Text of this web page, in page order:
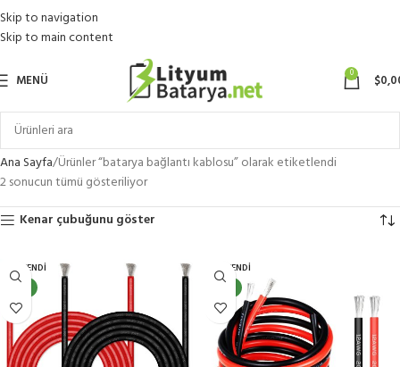
Skip to navigation
Skip to main content
MENÜ 0 $
Ana Sayfa Ürünler “batarya bağlantı kablosu” olarak etiketlendi
2 sonucun tümü gösteriliyor
Kenar çubuğunu göster
TÜKENDI
TÜKENDI